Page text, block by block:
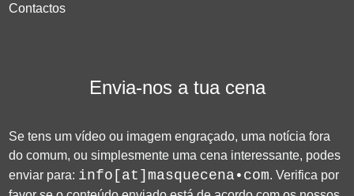
Contactos
Envia-nos a tua cena
Se tens um vídeo ou imagem engraçado, uma notícia fora
do comum, ou simplesmente uma cena interessante, podes
enviar para: info[at]masquecena•com. Verifica por